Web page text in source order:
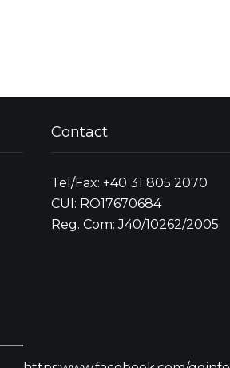
Contact
Tel/Fax: +40 31 805 2070
CUI: RO17670684
Reg. Com: J40/10262/2005